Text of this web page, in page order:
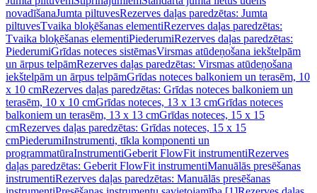
novadīšanaJumta piltuvesRezerves daļas paredzētas: Jumta
piltuvesTvaika bloķēšanas elementiRezerves daļas paredzētas:
Tvaika bloķēšanas elementiPiederumiRezerves daļas paredzētas:
PiederumiGrīdas noteces sistēmasVirsmas atūdeņošana iekštelpām
un ārpus telpāmRezerves daļas paredzētas: Virsmas atūdeņošana
iekštelpām un ārpus telpāmGrīdas noteces balkoniem un terasēm, 10
x 10 cmRezerves daļas paredzētas: Grīdas noteces balkoniem un
terasēm, 10 x 10 cmGrīdas noteces, 13 x 13 cmGrīdas noteces
balkoniem un terasēm, 13 x 13 cmGrīdas noteces, 15 x 15
cmRezerves daļas paredzētas: Grīdas noteces, 15 x 15
cmPiederumiInstrumenti, tīkla komponenti un
programmatūraInstrumentiGeberit FlowFit instrumentiRezerves
daļas paredzētas: Geberit FlowFit instrumentiManuālās presēšanas
instrumentiRezerves daļas paredzētas: Manuālās presēšanas